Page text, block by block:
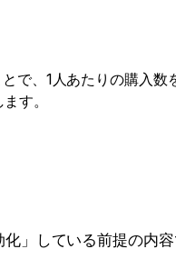
で、1人あたりの購入数
す。
化」している前提の内